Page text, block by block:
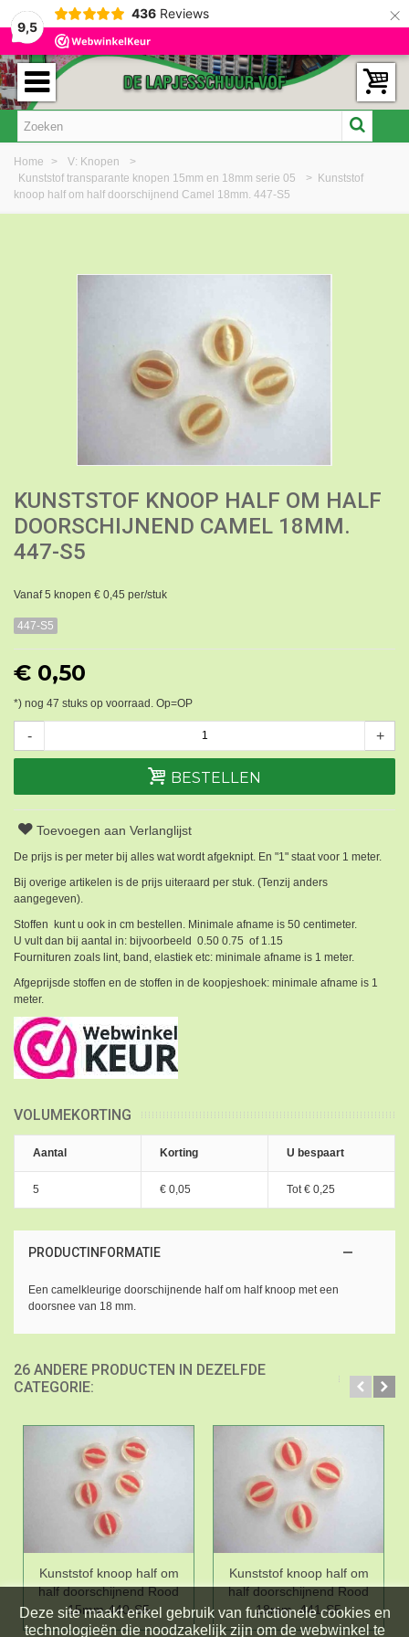
9,5
436 Reviews ×
Home > V: Knopen
>
Kunststof transparante knopen 15mm en 18mm serie 05
> Kunststof
knoop half om half doorschijnend Camel 18mm. 447-S5
KUNSTSTOF KNOOP HALF OM HALF
DOORSCHIJNEND CAMEL 18MM.
447-S5
Vanaf 5 knopen € 0,45 per/stuk
447-S5
€ 0,50
*) nog 47 stuks op voorraad. Op=OP
- +
BESTELLEN
Toevoegen aan Verlanglijst
De prijs is per meter bij alles wat wordt afgeknipt. En "1" staat voor 1 meter.
Bij overige artikelen is de prijs uiteraard per stuk. (Tenzij anders
aangegeven).
Stoffen kunt u ook in cm bestellen. Minimale afname is 50 centimeter.
U vult dan bij aantal in: bijvoorbeeld 0.50 0.75 of 1.15
Fournituren zoals lint, band, elastiek etc: minimale afname is 1 meter.
Afgeprijsde stoffen en de stoffen in de koopjeshoek: minimale afname is 1
meter.
VOLUMEKORTING
Aantal Korting U bespaart
5 € 0,05 Tot € 0,25
PRODUCTINFORMATIE
Een camelkleurige doorschijnende half om half knoop met een
doorsnee van 18 mm.
26 ANDERE PRODUCTEN IN DEZELFDE
CATEGORIE:
Kunststof knoop half om
half doorschijnend Rood
15mm,440-S5
Kunststof knoop half om
half doorschijnend Rood
18mm. 441-S5
Deze site maakt enkel gebruik van functionele cookies en
technologieën die noodzakelijk zijn om de webwinkel te